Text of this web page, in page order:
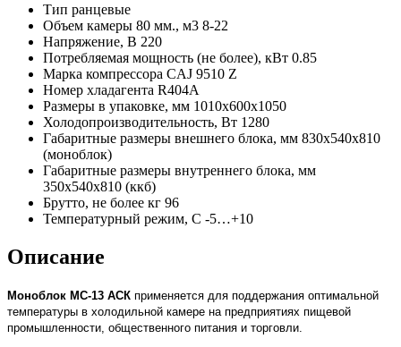
Тип ранцевые
Объем камеры 80 мм., м3 8-22
Напряжение, В 220
Потребляемая мощность (не более), кВт 0.85
Марка компрессора CAJ 9510 Z
Номер хладагента R404A
Размеры в упаковке, мм 1010х600х1050
Холодопроизводительность, Вт 1280
Габаритные размеры внешнего блока, мм 830х540х810
(моноблок)
Габаритные размеры внутреннего блока, мм
350х540х810 (ккб)
Брутто, не более кг 96
Температурный режим, С -5…+10
Описание
Моноблок МС-13 АСК применяется для поддержания оптимальной
температуры в холодильной камере на предприятиях пищевой
промышленности, общественного питания и торговли.